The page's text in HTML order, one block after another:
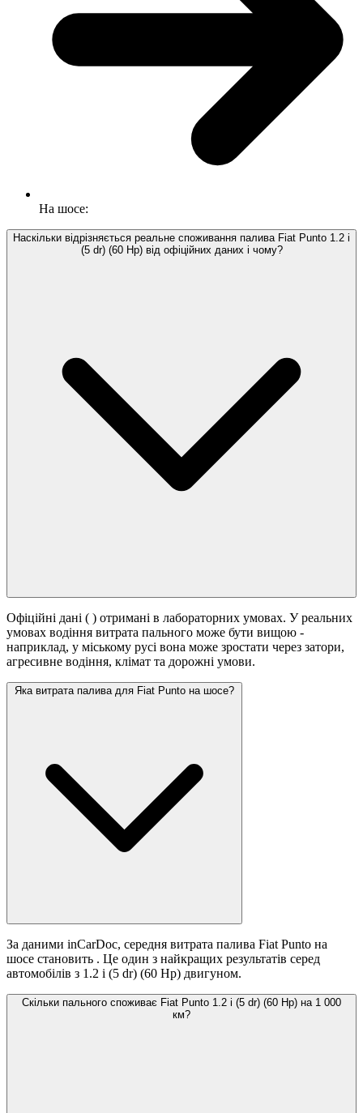
На шосе:
Наскільки відрізняється реальне споживання палива Fiat Punto 1.2 i
(5 dr) (60 Hp) від офіційних даних і чому?
Офіційні дані ( ) отримані в лабораторних умовах. У реальних
умовах водіння витрата пального може бути вищою -
наприклад, у міському русі вона може зростати через затори,
агресивне водіння, клімат та дорожні умови.
Яка витрата палива для Fiat Punto на шосе?
За даними inCarDoc, середня витрата палива Fiat Punto на
шосе становить . Це один з найкращих результатів серед
автомобілів з 1.2 i (5 dr) (60 Hp) двигуном.
Скільки пального споживає Fiat Punto 1.2 i (5 dr) (60 Hp) на 1 000
км?